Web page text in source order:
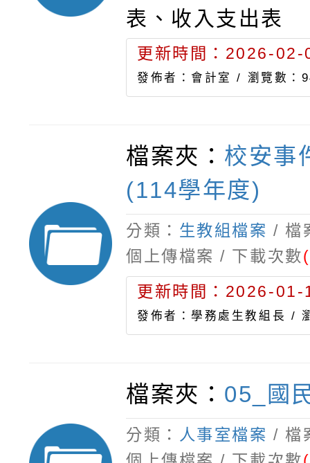
表、收入支出表
更新時間：2026-
發佈者：會計室 / 瀏覽數：
檔案夾： 校安事
(114學年度)
分類： 生教組檔案 / 檔
個上傳檔案 / 下載次數
更新時間：2026-
發佈者：學務處生教組長 /
檔案夾： 05_國
分類： 人事室檔案 / 檔